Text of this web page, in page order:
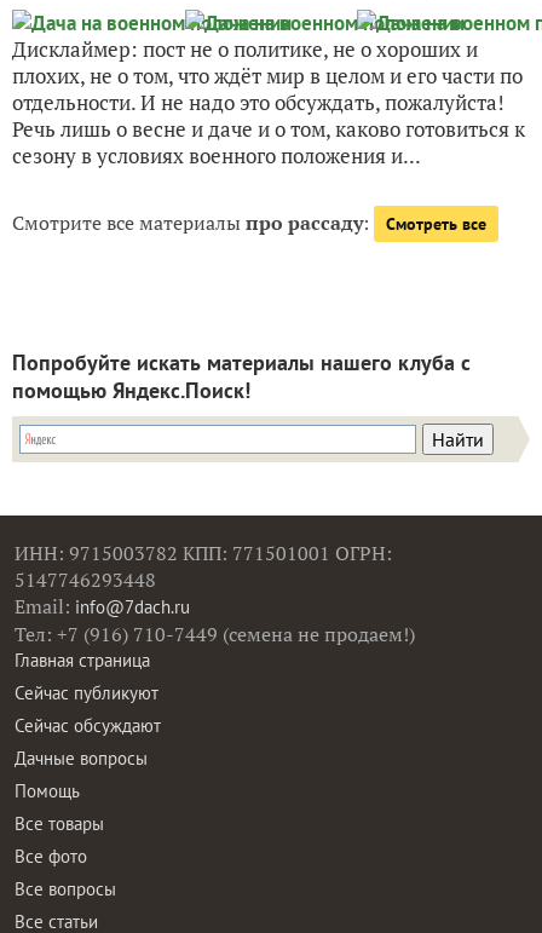
Дисклаймер: пост не о политике, не о хороших и
плохих, не о том, что ждёт мир в целом и его части по
отдельности. И не надо это обсуждать, пожалуйста!
Речь лишь о весне и даче и о том, каково готовиться к
сезону в условиях военного положения и...
Смотрите все материалыпро рассаду: Смотреть все
Попробуйте искать материалы нашего клуба с
помощью Яндекс.Поиск!
ИНН: 9715003782 КПП: 771501001 ОГРН:
5147746293448
Email: info@7dach.ru
Тел: +7 (916) 710-7449 (семена не продаем!)
Главная страница
Сейчас публикуют
Сейчас обсуждают
Дачные вопросы
Помощь
Все товары
Все фото
Все вопросы
Все статьи